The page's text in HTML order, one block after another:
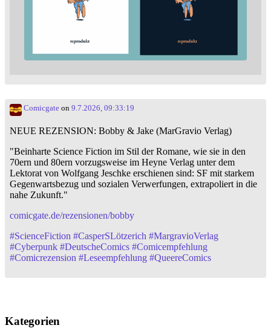
Comicgate on 9.7.2026, 09:33:19
NEUE REZENSION: Bobby & Jake (MarGravio Verlag)
"Beinharte Science Fiction im Stil der Romane, wie sie in den
70ern und 80ern vorzugsweise im Heyne Verlag unter dem
Lektorat von Wolfgang Jeschke erschienen sind: SF mit starkem
Gegenwartsbezug und sozialen Verwerfungen, extrapoliert in die
nahe Zukunft."
comicgate.de/rezensionen/bobby
#ScienceFiction #CasperSLötzerich #MargravioVerlag
#Cyberpunk #DeutscheComics #Comicempfehlung
#Comicrezension #Leseempfehlung #QueereComics
Kategorien